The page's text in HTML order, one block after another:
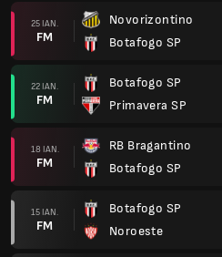
25 IAN.
FM
Novorizontino
Botafogo SP
22 IAN.
FM
Botafogo SP
Primavera SP
18 IAN.
FM
RB Bragantino
Botafogo SP
15 IAN.
FM
Botafogo SP
Noroeste